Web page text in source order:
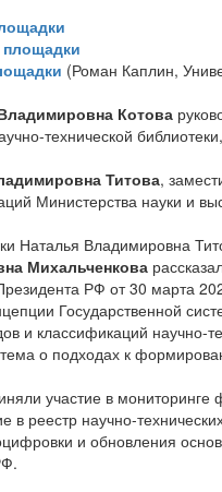
площадки
(Роман Каплин,
Котова
технической
Титова,
Министерства науки и
Наталья Владимировна
Михальченкова
РФ от 30 марта
Государственной
и классификаций научно-
о подходах к
участие в мониторинге
в реестр научно-
и обновления